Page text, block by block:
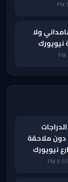
ولا
نيويورك
دون ملاحقة
نيويورك